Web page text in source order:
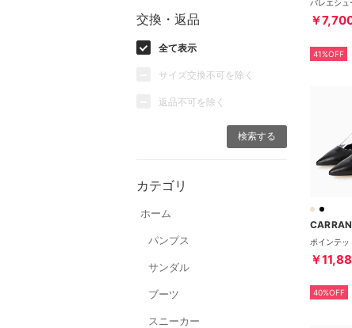
交換・返品
全て表示
サイズ交換不可を除く
返品不可を除く
カテゴリ
ホーム
パンプス
サンダル
ブーツ
スニーカー
￥
41%OFF
￥
40%OFF